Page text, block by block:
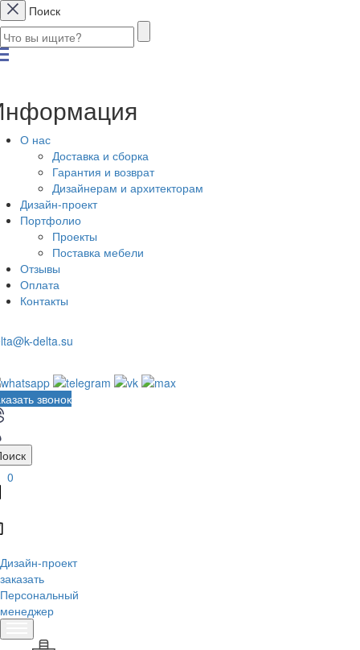
Поиск
О нас
Доставка и сборка
Гарантия и возврат
Дизайнерам и архитекторам
Дизайн-проект
Портфолио
Проекты
Поставка мебели
Отзывы
Оплата
Контакты
delta.su
звонок
0
Дизайн-проект
заказать
Персональный
менеджер